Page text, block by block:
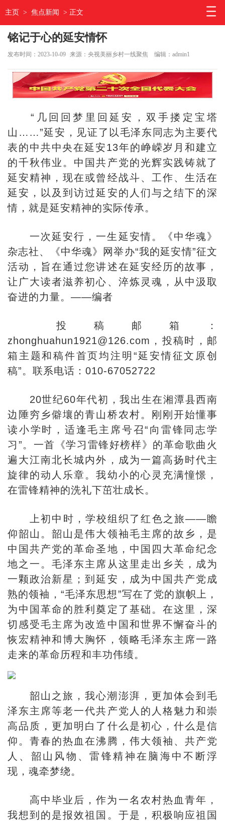
主页 > 焦点新闻 > 正文
铭记于心的延安情怀
发布时间：2023-10-09 来源：央视美丽乡村一线聚焦 编辑：admin1
“几回回梦里回延安，双手搂定宝塔
山……”延安，见证了以毛泽东同志为主要代
表的中共中央在延安13年的峥嵘岁月和建立
的千秋伟业。中国共产党的光辉实践铸就了
延安精神，现在或曾经战斗、工作、生活在
延安，以及到访过延安的人们与之结下的深
情，就是延安精神的实际传承。
一次延安行，一生延安情。《中华魂》
杂志社、《中华魂》网举办“我的延安情”征文
活动，旨在通过您讲述在延安经历的故事，
让广大读者滋养初心、淬炼灵魂，从中汲取
奋进的力量。——编者
投稿邮箱：
zhonghuahun1921@126.com，投稿时，邮
箱主题和稿件首页均注明“延安情征文原创
稿”。联系电话：010-67052722
20世纪60年代初，我出生在湘潭县西南
边陲穷乡僻壤的青山桥农村。刚刚开始懂事
读小学时，适逢毛主席号召“向雷锋同志学
习”。一首《学习雷锋好榜样》的革命歌曲火
遍大江南北长城内外，成为一篇高扬时代主
旋律的动人乐章。我幼小的心灵充满憧憬，
在雷锋精神的洗礼下茁壮成长。
上初中时，学校组织了红色之旅——瞻
仰韶山。韶山是伟大领袖毛主席的故乡，是
中国共产党的革命圣地，中国四大革命纪念
地之一。毛泽东主席从这里走出乡关，成为
一颗政治新星；到延安，成为中国共产党成
熟的领袖，“毛泽东思想”写在了党的旗帜上，
为中国革命的胜利奠定了基础。在这里，深
切感受毛主席为改造中国和世界不懈奋斗的
恢宏精神和博大胸怀，领略毛泽东主席一路
走来的革命历程和丰功伟绩。
韶山之旅，我心潮澎湃，更加体会到毛
泽东主席等老一代共产党人的人格魅力和崇
高品质，更加明白了什么是初心，什么是信
仰。青春的热血在沸腾，伟大领袖、共产党
人、韶山风物、雷锋精神在脑海中不断浮
现，魂牵梦绕。
高中毕业后，作为一名农村热血青年，
我想到的是报效祖国。于是，积极响应祖国